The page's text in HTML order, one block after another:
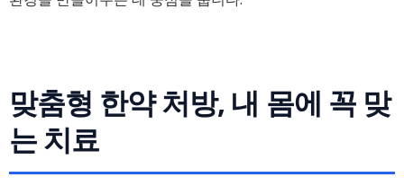
맞춤형 한약 처방, 내 몸에 꼭 맞
는 치료